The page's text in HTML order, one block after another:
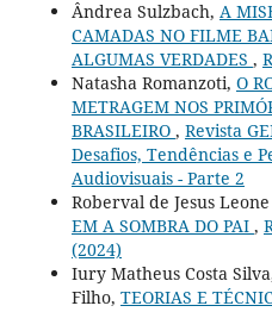
Ândrea Sulzbach, A
CAMADAS NO FILME
ALGUMAS VERDADES ,
Natasha Romanzoti, O
METRAGEM NOS
BRASILEIRO , Revista
Desafios, Tendências e
Audiovisuais - Parte 2
Roberval de Jesus
EM A SOMBRA DO PAI ,
(2024)
Iury Matheus Costa
Filho, TEORIAS E